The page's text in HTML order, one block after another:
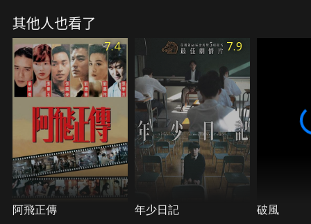
林，不許楊過習武；然楊過仍暗中追隨歐陽鋒修練蛤
蟆功，事為黃蓉發現，為免養虎為患，建議郭靖另行
安置楊過。
其他人也看了
7.4
阿飛正傳
7.9
年少日記 破風